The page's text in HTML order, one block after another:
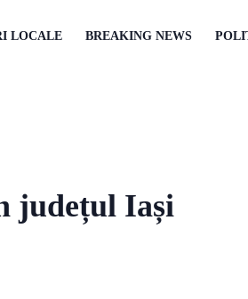
LOCALE BREAKING NEWS
județul Iași